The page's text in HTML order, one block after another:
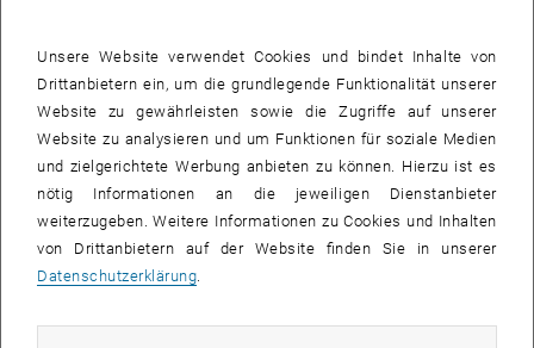
Nachhaltige Siliciumcarbid Technologie
© Michael Schneider | TU Wien
Siliciumcarbid (SiC) als Verbundhalbleiter ermöglicht effiziente
Unsere Website verwendet Cookies und bindet Inhalte von
Drittanbietern ein, um die grundlegende Funktionalität unserer
Website zu gewährleisten sowie die Zugriffe auf unserer
Website zu analysieren und um Funktionen für soziale Medien
und zielgerichtete Werbung anbieten zu können. Hierzu ist es
nötig Informationen an die jeweiligen Dienstanbieter
weiterzugeben. Weitere Informationen zu Cookies und Inhalten
von Drittanbietern auf der Website finden Sie in unserer
Datenschutzerklärung.